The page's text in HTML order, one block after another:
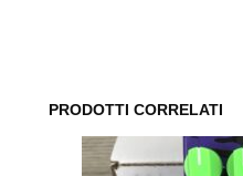
PRODOTTI CORRELATI